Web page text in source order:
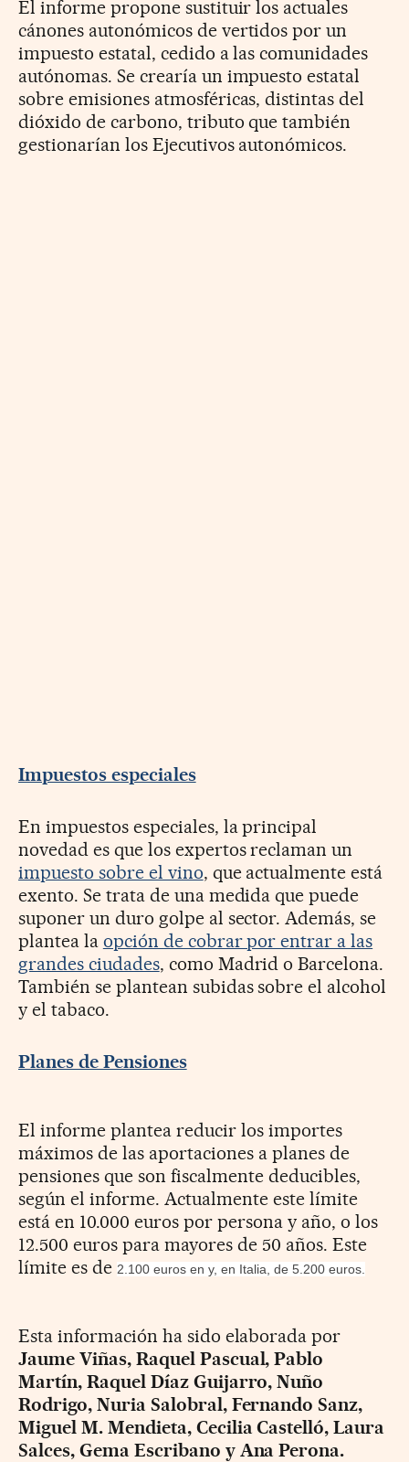
El informe propone sustituir los actuales
cánones autonómicos de vertidos por un
impuesto estatal, cedido a las comunidades
autónomas. Se crearía un impuesto estatal
sobre emisiones atmosféricas, distintas del
dióxido de carbono, tributo que también
gestionarían los Ejecutivos autonómicos.
Impuestos especiales
En impuestos especiales, la principal
novedad es que los expertos reclaman un
impuesto sobre el vino, que actualmente está
exento. Se trata de una medida que puede
suponer un duro golpe al sector. Además, se
plantea la opción de cobrar por entrar a las
grandes ciudades, como Madrid o Barcelona.
También se plantean subidas sobre el alcohol
y el tabaco.
Planes de Pensiones
El informe plantea reducir los importes
máximos de las aportaciones a planes de
pensiones que son fiscalmente deducibles,
según el informe. Actualmente este límite
está en 10.000 euros por persona y año, o los
12.500 euros para mayores de 50 años. Este
límite es de 2.100 euros en y, en Italia, de 5.200 euros.
Esta información ha sido elaborada por
Jaume Viñas, Raquel Pascual, Pablo
Martín, Raquel Díaz Guijarro, Nuño
Rodrigo, Nuria Salobral, Fernando Sanz,
Miguel M. Mendieta, Cecilia Castelló, Laura
Salces, Gema Escribano y Ana Perona.